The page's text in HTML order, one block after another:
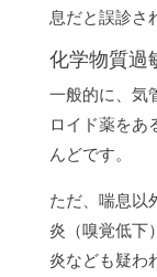
息だと誤診さ
化学物質過
一般的に、気
ロイド薬をあ
んどです。
ただ、喘息以
炎（嗅覚低下
炎なども疑わ